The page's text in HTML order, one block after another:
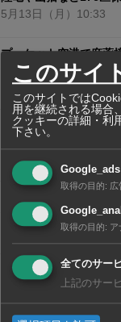
5月13日 （月） 10:33
プーケット空港で麻薬
外国人がパスポートの
5月13日（月）10:30
薬物乱用の男を
市民が取り押さえる
5月13日（月）
発生から56時間後に鎮
5月13日（月）10:23
新型コロナウイルス新
（月）9:27
このサイ
このサイトでは
用を継続される場合
クッキーの詳細・利
下さい。
Google_ads
取得の目的: 広
取得の目的: ア
全てのサー
上記のサー